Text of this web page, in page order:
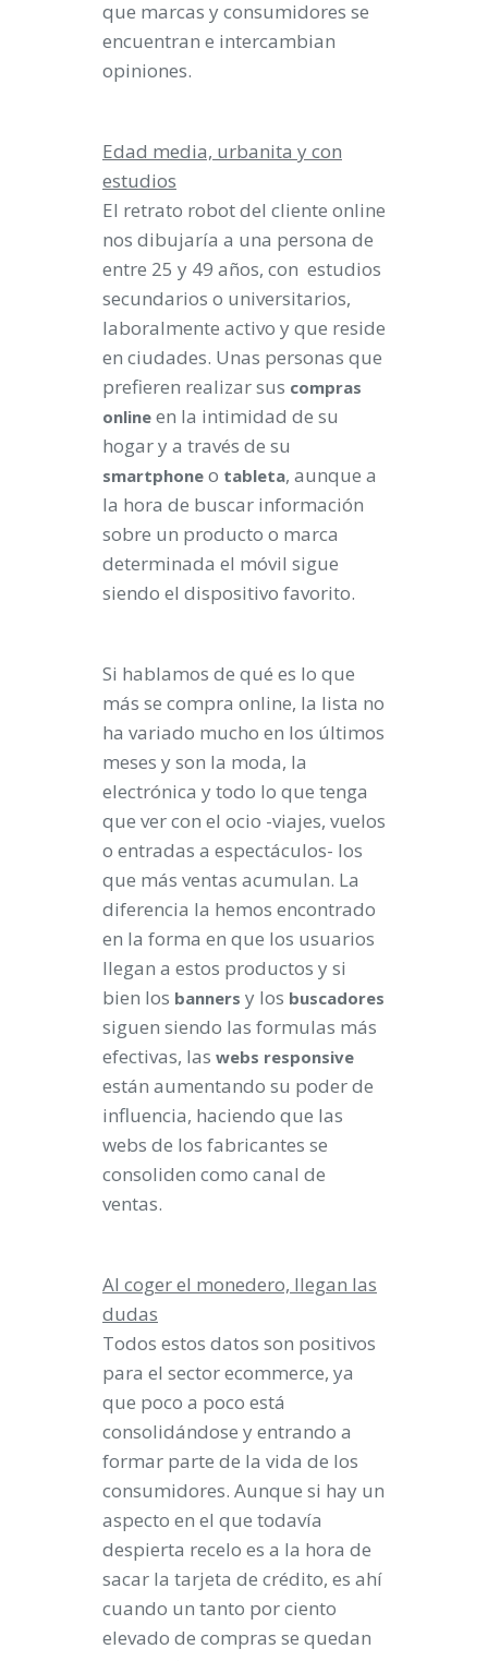
que marcas y consumidores se
encuentran e intercambian
opiniones.
Edad media, urbanita y con
estudios
El retrato robot del cliente online
nos dibujaría a una persona de
entre 25 y 49 años, con estudios
secundarios o universitarios,
laboralmente activo y que reside
en ciudades. Unas personas que
prefieren realizar sus compras
online en la intimidad de su
hogar y a través de su
smartphone o tableta, aunque a
la hora de buscar información
sobre un producto o marca
determinada el móvil sigue
siendo el dispositivo favorito.
Si hablamos de qué es lo que
más se compra online, la lista no
ha variado mucho en los últimos
meses y son la moda, la
electrónica y todo lo que tenga
que ver con el ocio -viajes, vuelos
o entradas a espectáculos- los
que más ventas acumulan. La
diferencia la hemos encontrado
en la forma en que los usuarios
llegan a estos productos y si
bien los banners y los buscadores
siguen siendo las formulas más
efectivas, las webs responsive
están aumentando su poder de
influencia, haciendo que las
webs de los fabricantes se
consoliden como canal de
ventas.
Al coger el monedero, llegan las
dudas
Todos estos datos son positivos
para el sector ecommerce, ya
que poco a poco está
consolidándose y entrando a
formar parte de la vida de los
consumidores. Aunque si hay un
aspecto en el que todavía
despierta recelo es a la hora de
sacar la tarjeta de crédito, es ahí
cuando un tanto por ciento
elevado de compras se quedan